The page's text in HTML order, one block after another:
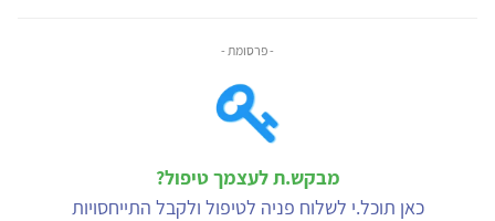
- פרסומת -
מבקש.ת לעצמך טיפול?
כאן תוכל.י לשלוח פניה לטיפול ולקבל התייחסויות